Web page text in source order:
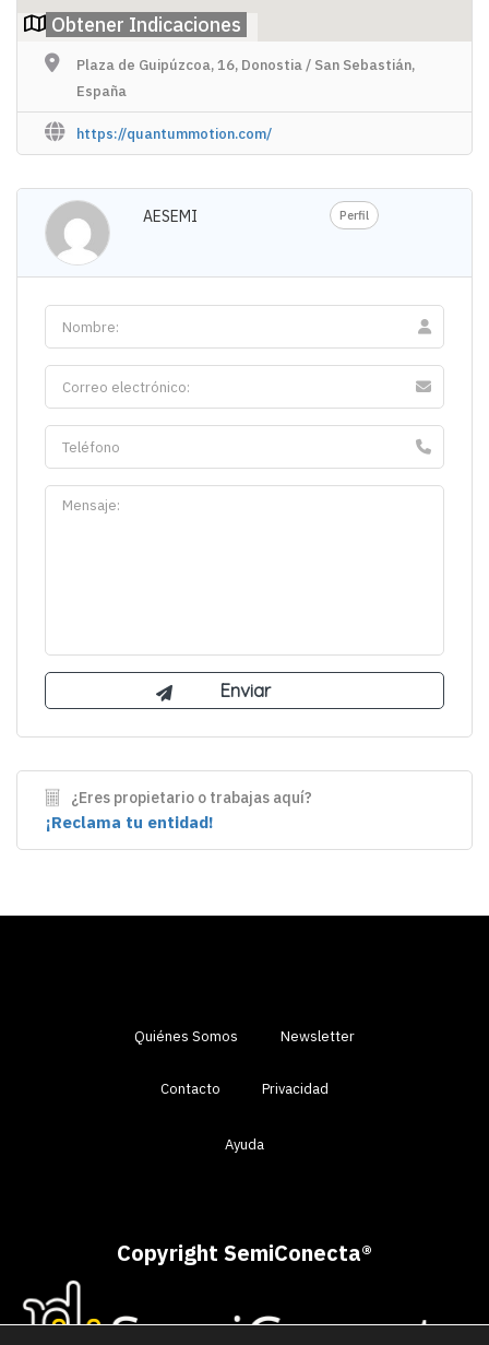
Obtener Indicaciones
Plaza de Guipúzcoa, 16, Donostia / San Sebastián,
España
https://quantummotion.com/
AESEMI Perfil
¿Eres propietario o trabajas aquí?
¡Reclama tu entidad!
Quiénes Somos Newsletter
Contacto Privacidad
Ayuda
Copyright SemiConecta®